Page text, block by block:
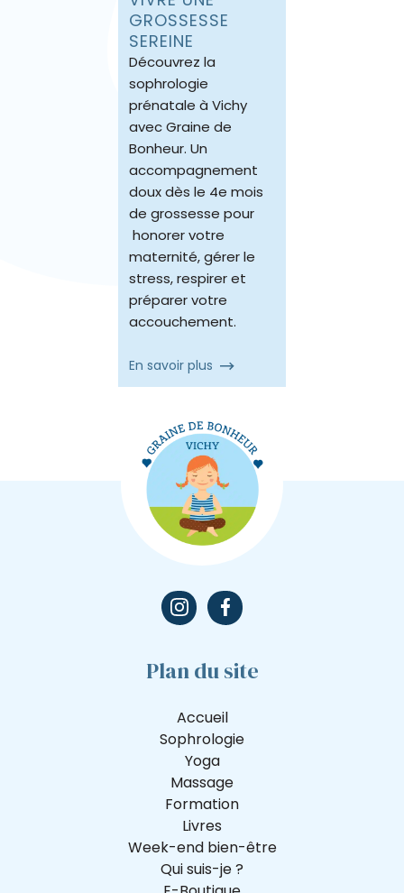
GROSSESSE
SEREINE
Découvrez la
sophrologie
prénatale à Vichy
avec Graine de
Bonheur. Un
accompagnement
doux dès le 4e mois
de grossesse pour
honorer votre
maternité, gérer le
stress, respirer et
préparer votre
accouchement.
En savoir plus
Plan du site
Accueil
Sophrologie
Yoga
Massage
Formation
Livres
Week-end bien-être
Qui suis-je ?